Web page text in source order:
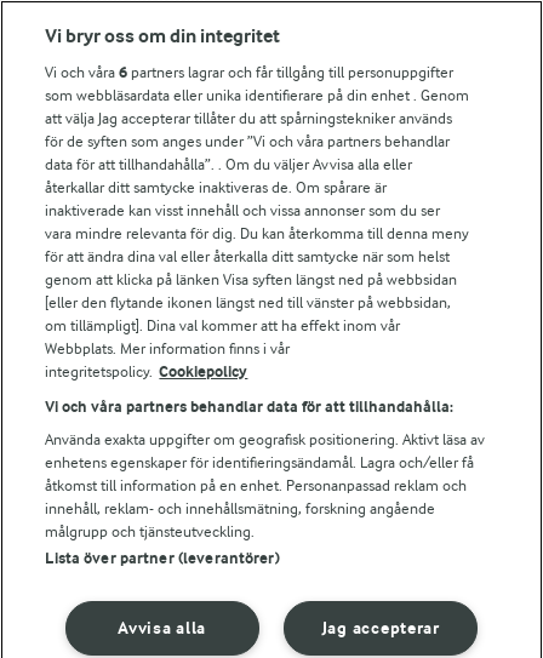
Fler Arlasajter
För ägare
Arlas kundportal
Arla.com
Falbygdens Ost
Arla webbshop
Bildbank
Följ oss
© 2026 Arla Foods
Ändra cookie-inställningar
Vi bryr oss om din integritet
Vi och våra6 partners lagrar och får tillgång till personuppgifter
som webbläsardata eller unika identifierare på din enhet . Genom
att välja Jag accepterar tillåter du att spårningstekniker används
för de syften som anges under ”Vi och våra partners behandlar
data för att tillhandahålla”. . Om du väljer Avvisa alla eller
återkallar ditt samtycke inaktiveras de. Om spårare är
inaktiverade kan visst innehåll och vissa annonser som du ser
vara mindre relevanta för dig. Du kan återkomma till denna meny
för att ändra dina val eller återkalla ditt samtycke när som helst
genom att klicka på länken Visa syften längst ned på webbsidan
[eller den flytande ikonen längst ned till vänster på webbsidan,
om tillämpligt]. Dina val kommer att ha effekt inom vår
Webbplats. Mer information finns i vår
integritetspolicy. Cookiepolicy
Vi och våra partners behandlar data för att tillhandahålla:
Använda exakta uppgifter om geografisk positionering. Aktivt läsa av
enhetens egenskaper för identifieringsändamål. Lagra och/eller få
åtkomst till information på en enhet. Personanpassad reklam och
innehåll, reklam- och innehållsmätning, forskning angående
målgrupp och tjänsteutveckling.
Lista över partner (leverantörer)
Jag accepterar
Avvisa alla